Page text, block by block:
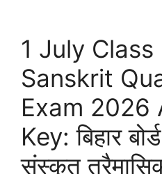
1 July
Sanskrit
Exam 2026
Key: बिहार
संस्कृत त्रैमासिक